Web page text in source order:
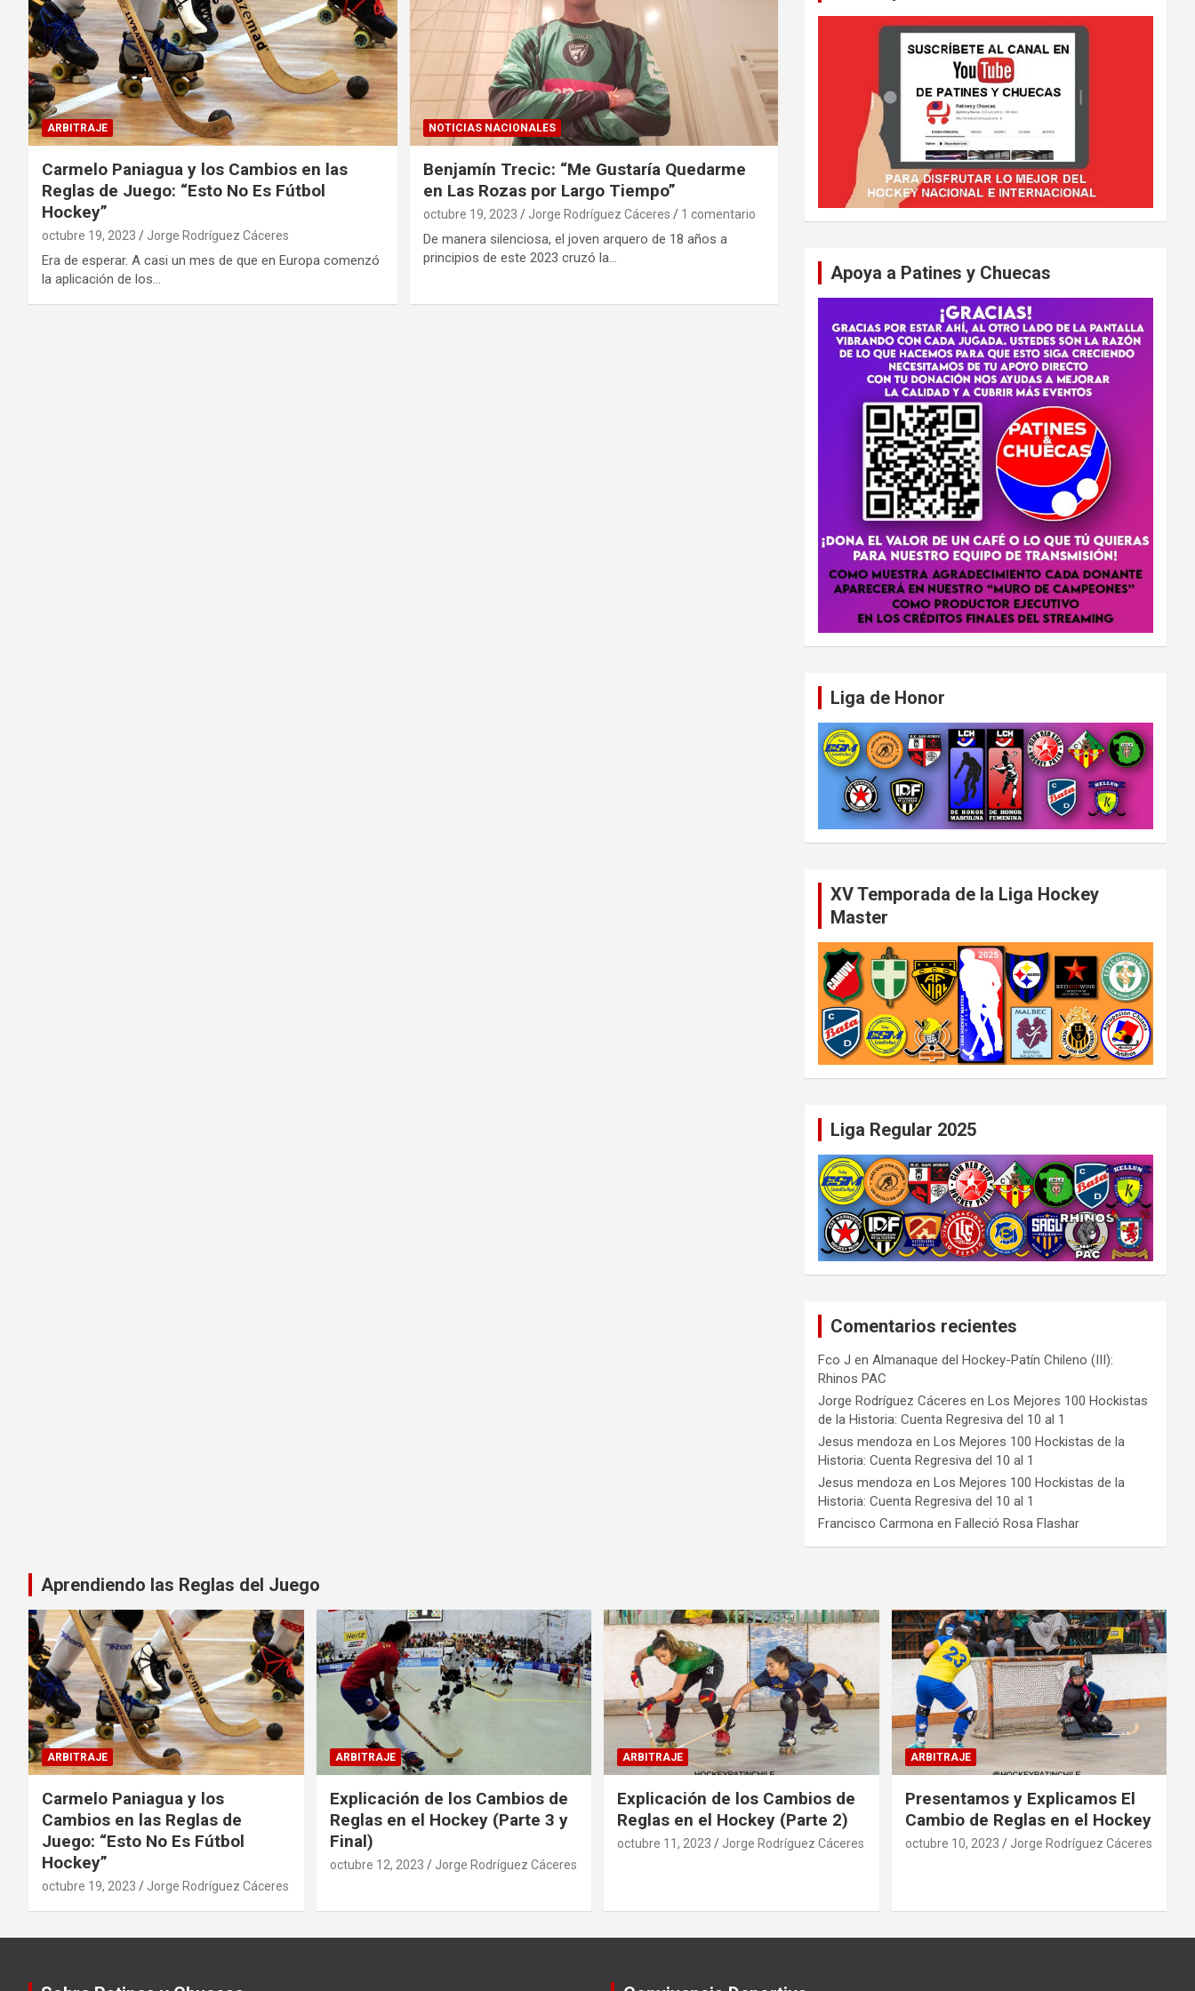
ARBITRAJE
Carmelo Paniagua y los Cambios en las
Reglas de Juego: “Esto No Es Fútbol
Hockey”
octubre 19, 2023 Jorge Rodríguez Cáceres
Era de esperar. A casi un mes de que en Europa comenzó
la aplicación de los…
NOTICIAS NACIONALES
Benjamín Trecic: “Me Gustaría Quedarme
en Las Rozas por Largo Tiempo”
octubre 19, 2023 Jorge Rodríguez Cáceres 1 comentario
De manera silenciosa, el joven arquero de 18 años a
principios de este 2023 cruzó la…
Apoya a Patines y Chuecas
Liga de Honor
XV Temporada de la Liga Hockey
Master
Liga Regular 2025
Comentarios recientes
Fco J enAlmanaque del Hockey-Patín Chileno (III):
Rhinos PAC
Jorge Rodríguez Cáceres enLos Mejores 100 Hockistas
de la Historia: Cuenta Regresiva del 10 al 1
Jesus mendoza enLos Mejores 100 Hockistas de la
Historia: Cuenta Regresiva del 10 al 1
Jesus mendoza enLos Mejores 100 Hockistas de la
Historia: Cuenta Regresiva del 10 al 1
Francisco Carmona enFalleció Rosa Flashar
Aprendiendo las Reglas del Juego
ARBITRAJE
Carmelo Paniagua y los
Cambios en las Reglas de
Juego: “Esto No Es Fútbol
Hockey”
octubre 19, 2023 Jorge Rodríguez Cáceres
ARBITRAJE
Explicación de los Cambios de
Reglas en el Hockey (Parte 3 y
Final)
octubre 12, 2023 Jorge Rodríguez Cáceres
ARBITRAJE
Explicación de los Cambios de
Reglas en el Hockey (Parte 2)
octubre 11, 2023 Jorge Rodríguez Cáceres
ARBITRAJE
Presentamos y Explicamos El
Cambio de Reglas en el Hockey
octubre 10, 2023 Jorge Rodríguez Cáceres